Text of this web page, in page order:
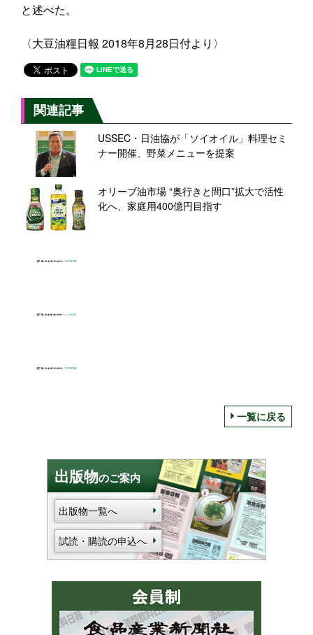
と述べた。
〈大豆油糧日報 2018年8月28日付より〉
関連記事
USSEC・日油協が「ソイオイル」料理セミ
ナー開催、野菜メニューを提案
オリーブ油市場 “奥行きと間口”拡大で活性
化へ、家庭用400億円目指す
一覧に戻る
出版物のご案内
出版物一覧へ
試読・購読の申込へ